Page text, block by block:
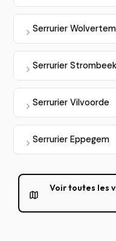
Serrurier Wolvertem
Serrurier
Serrurier Vilvoorde
Serrurier Eppegem
Voir toutes les